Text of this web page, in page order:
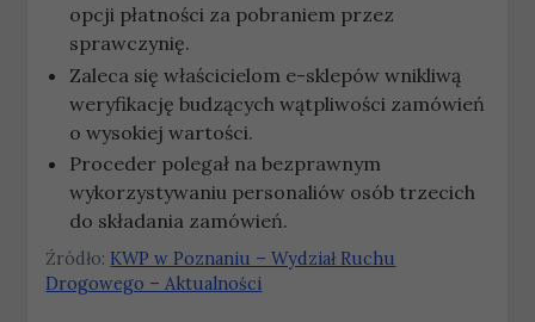
opcji płatności za pobraniem przez
sprawczynię.
Zaleca się właścicielom e-sklepów wnikliwą
weryfikację budzących wątpliwości zamówień
o wysokiej wartości.
Proceder polegał na bezprawnym
wykorzystywaniu personaliów osób trzecich
do składania zamówień.
Źródło: KWP w Poznaniu – Wydział Ruchu
Drogowego – Aktualności